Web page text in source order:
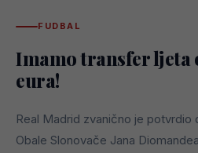
FUDBAL
Imamo transfer ljeta
eura!
Real Madrid zvanično je
Obale Slonovače Jana